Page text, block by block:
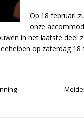
Op 18 februari
onze
in het laatste deel
op zaterdag